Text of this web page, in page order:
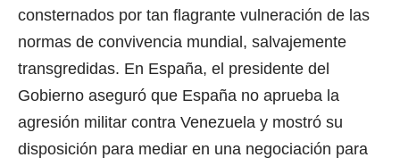
consternados por tan flagrante vulneración de las
normas de convivencia mundial, salvajemente
transgredidas. En España, el presidente del
Gobierno aseguró que España no aprueba la
agresión militar contra Venezuela y mostró su
disposición para mediar en una negociación para